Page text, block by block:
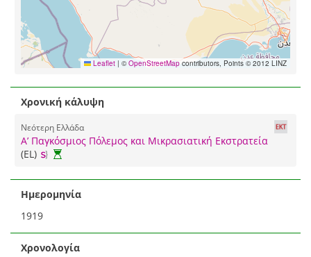
Leaflet | © OpenStreetMap contributors, Points © 2012 LINZ
Χρονική κάλυψη
Νεότερη Ελλάδα
Α’ Παγκόσμιος Πόλεμος και Μικρασιατική Εκστρατεία
(EL)
Ημερομηνία
1919
Χρονολογία